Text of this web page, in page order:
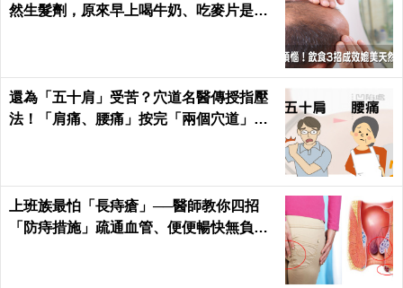
然生髮劑，原來早上喝牛奶、吃麥片是錯
還為「五十肩」受苦？穴道名醫傳授指壓
法！「肩痛、腰痛」按完「兩個穴道」從
上班族最怕「長痔瘡」──醫師教你四招
「防痔措施」疏通血管、便便暢快無負擔